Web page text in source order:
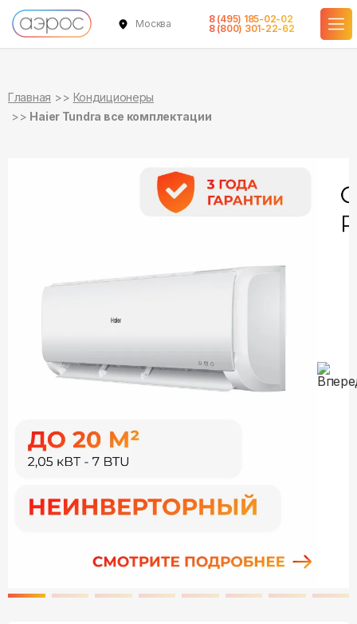
Москва
8 (495) 185-02-02
8 (800) 301-22-62
Главная
Кондиционеры
Haier Tundra все комплектации
в наличии
в наличии
в наличии